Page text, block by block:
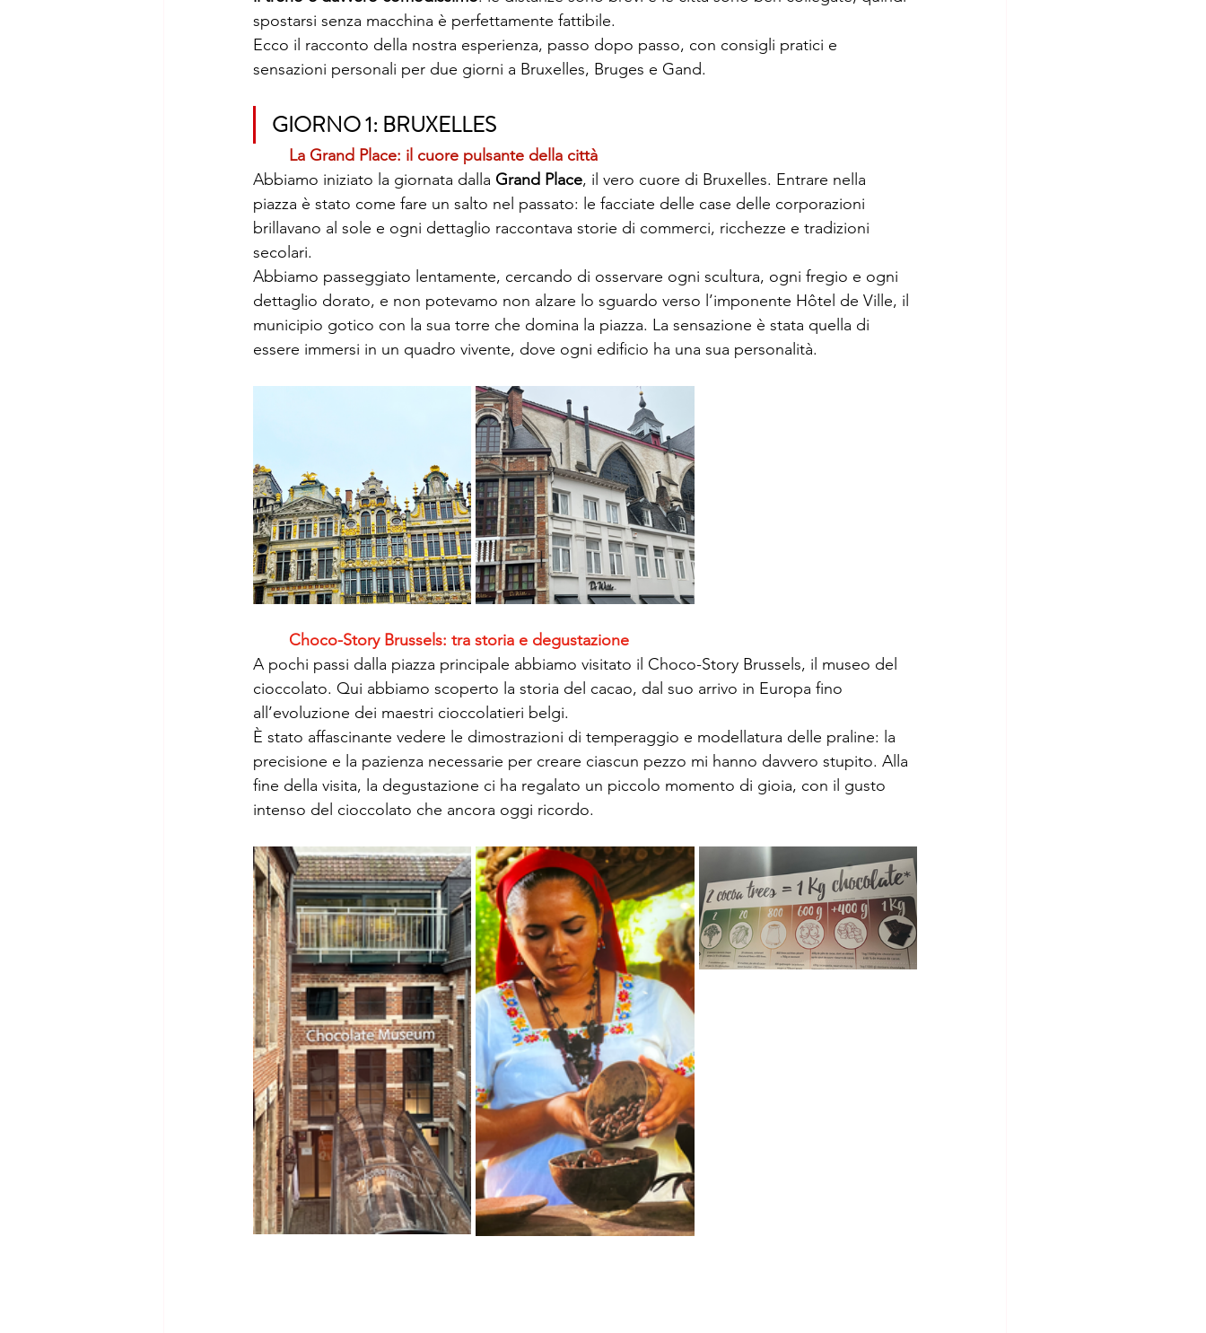
spostarsi senza macchina è perfettamente fattibile.
Ecco il racconto della nostra esperienza, passo dopo passo, con consigli pratici e
sensazioni personali per due giorni a Bruxelles, Bruges e Gand.
GIORNO 1: BRUXELLES
La Grand Place: il cuore pulsante della città
Abbiamo iniziato la giornata dalla Grand Place, il vero cuore di Bruxelles. Entrare nella
piazza è stato come fare un salto nel passato: le facciate delle case delle corporazioni
brillavano al sole e ogni dettaglio raccontava storie di commerci, ricchezze e tradizioni
secolari.
Abbiamo passeggiato lentamente, cercando di osservare ogni scultura, ogni fregio e ogni
dettaglio dorato, e non potevamo non alzare lo sguardo verso l’imponente Hôtel de Ville, il
municipio gotico con la sua torre che domina la piazza. La sensazione è stata quella di
essere immersi in un quadro vivente, dove ogni edificio ha una sua personalità.
Choco-Story Brussels: tra storia e degustazione
A pochi passi dalla piazza principale abbiamo visitato il Choco-Story Brussels, il museo del
cioccolato. Qui abbiamo scoperto la storia del cacao, dal suo arrivo in Europa fino
all’evoluzione dei maestri cioccolatieri belgi.
È stato affascinante vedere le dimostrazioni di temperaggio e modellatura delle praline: la
precisione e la pazienza necessarie per creare ciascun pezzo mi hanno davvero stupito. Alla
fine della visita, la degustazione ci ha regalato un piccolo momento di gioia, con il gusto
intenso del cioccolato che ancora oggi ricordo.